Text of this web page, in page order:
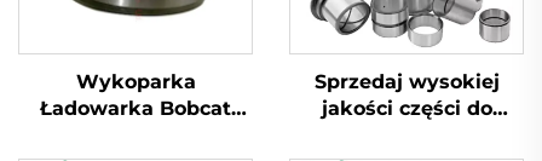
Wykoparka
Ładowarka Bobcat
Sprzedaj wysokiej
jakości części do